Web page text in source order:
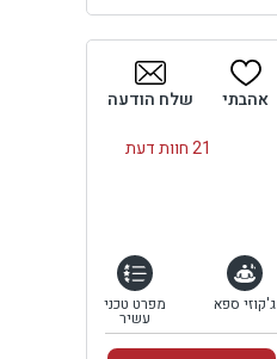
21 חוות דעת
אהבתי שלח הודעה
ג'קוזי ספא מפרט טכני
עשיר